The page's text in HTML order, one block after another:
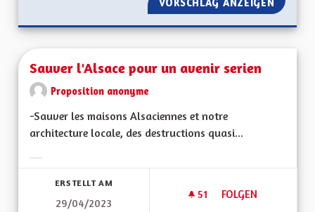
VORSCHLAG ANZEIGEN
Sauver l'Alsace pour un avenir serien
Proposition anonyme
-Sauver les maisons Alsaciennes et notre
architecture locale, des destructions quasi...
ERSTELLT AM
29/04/2023
51 51 FOLLOWER
FOLGEN
SAUVER L'ALSACE